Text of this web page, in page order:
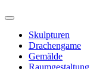
Skulpturen
Drachengame
Gemälde
Raumgestaltung